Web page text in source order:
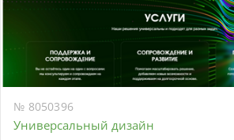
№ 8050396
Универсальный дизайн